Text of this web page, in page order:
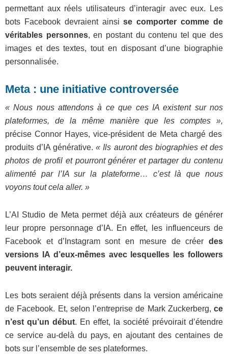
permettant aux réels utilisateurs d’interagir avec eux. Les
bots Facebook devraient ainsise comporter comme de
véritables personnes, en postant du contenu tel que des
images et des textes, tout en disposant d’une biographie
personnalisée.
Meta : une initiative controversée
« Nous nous attendons à ce que ces IA existent sur nos
plateformes, de la même manière que les comptes »,
précise Connor Hayes, vice-président de Meta chargé des
produits d’IA générative.« Ils auront des biographies et des
photos de profil et pourront générer et partager du contenu
alimenté par l’IA sur la plateforme… c’est là que nous
voyons tout cela aller. »
L’AI Studio de Meta permet déjà aux créateurs de générer
leur propre personnage d’IA. En effet, les influenceurs de
Facebook et d’Instagram sont en mesure de créer des
versions IA d’eux-mêmes avec lesquelles les followers
peuvent interagir.
Les bots seraient déjà présents dans la version américaine
de Facebook. Et, selon l’entreprise de Mark Zuckerberg, ce
n’est qu’un début. En effet, la société prévoirait d’étendre
ce service au-delà du pays, en ajoutant des centaines de
bots sur l’ensemble de ses plateformes.